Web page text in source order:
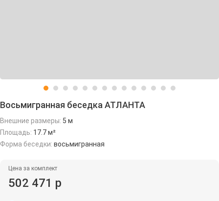
Восьмигранная беседка АТЛАНТА
Внешние размеры: 5 м
Площадь: 17.7 м²
Форма беседки: восьмигранная
Цена за комплект
502 471 р